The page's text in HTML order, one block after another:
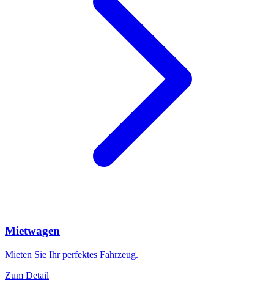
Mietwagen
Mieten Sie Ihr perfektes Fahrzeug.
Zum Detail